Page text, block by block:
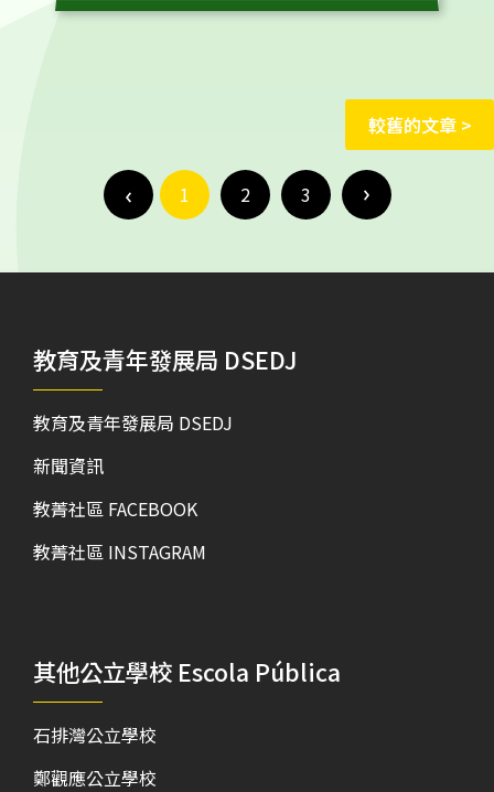
較舊的文章
1 2 3
教育及青年發展局 DSEDJ
教育及青年發展局 DSEDJ
新聞資訊
教菁社區 FACEBOOK
教菁社區 INSTAGRAM
其他公立學校 Escola Pública
石排灣公立學校
鄭觀應公立學校